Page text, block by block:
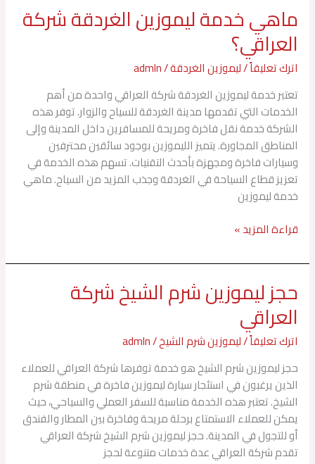
ماهي خدمة ليموزين الغردقة شركة
العراقي؟
اترك تعليقاً/ليموزين الغردقة/
admln
تعتبر خدمة ليموزين الغردقة شركة العراقي واحدة من أهم
الخدمات التي تقدمها مدينة الغردقة للسياح والزوار. توفر هذه
الشركة خدمة نقل فاخرة ومريحة للمسافرين داخل المدينة وإلى
المناطق المجاورة. يتميز الليموزين بوجود سائقين محترفين
وسيارات فاخرة ومجهزة بأحدث التقنيات. تسهم هذه الخدمة في
تعزيز قطاع السياحة في الغردقة وجذب المزيد من السياح. ماهي
خدمة ليموزين
ماهي
خدمة
ليموزين
الغردقة
العراقي؟
قراءة المزيد »
حجز ليموزين شرم الشيخ شركة
العراقي
اترك تعليقاً/ليموزين شرم الشيخ/
admln
حجز ليموزين شرم الشيخ هو خدمة توفرها شركة العراقي للعملاء
الذين يرغبون في استئجار سيارة ليموزين فاخرة في منطقة شرم
الشيخ. تعتبر هذه الخدمة مناسبة للسفر العملي والسياحي، حيث
يمكن للعملاء الاستمتاع برحلة مريحة وفاخرة بين المطار والفندق
أو للتجول في المدينة. حجز ليموزين شرم الشيخ شركة العراقي
تقدم شركة العراقي عدة خدمات متنوعة لحجز
حجز
ليموزين
شرم
الشيخ
العراقي